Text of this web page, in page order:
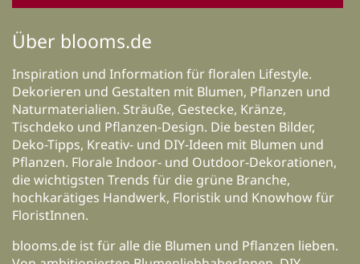
Über blooms.de
Inspiration und Information für floralen Lifestyle.
Dekorieren und Gestalten mit Blumen, Pflanzen und
Naturmaterialien. Sträuße, Gestecke, Kränze,
Tischdeko und Pflanzen-Design. Die besten Bilder,
Deko-Tipps, Kreativ- und DIY-Ideen mit Blumen und
Pflanzen. Florale Indoor- und Outdoor-Dekorationen,
die wichtigsten Trends für die grüne Branche,
hochkarätiges Handwerk, Floristik und Knowhow für
FloristInnen.
blooms.de ist für alle die Blumen und Pflanzen lieben.